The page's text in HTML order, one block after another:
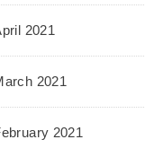
2021
2021
2021